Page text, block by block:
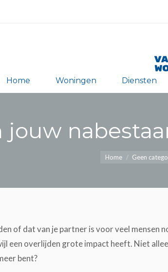
Home Woningen Diensten
jouw
Home Geen
of dat van je partner is voor veel
een overlijden grote impact heeft. Niet
bent?
Home